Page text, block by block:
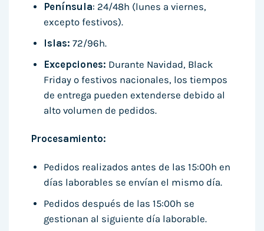
Península: 24/48h (lunes a viernes,
excepto festivos).
Islas: 72/96h.
Excepciones: Durante Navidad, Black
Friday o festivos nacionales, los tiempos
de entrega pueden extenderse debido al
alto volumen de pedidos.
Procesamiento:
Pedidos realizados antes de las 15:00h en
días laborables se envían el mismo día.
Pedidos después de las 15:00h se
gestionan al siguiente día laborable.